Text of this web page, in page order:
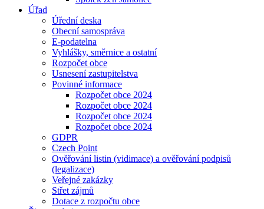
Úřad
Úřední deska
Obecní samospráva
E-podatelna
Vyhlášky, směrnice a ostatní
Rozpočet obce
Usnesení zastupitelstva
Povinné informace
Rozpočet obce 2024
Rozpočet obce 2024
Rozpočet obce 2024
Rozpočet obce 2024
GDPR
Czech Point
Ověřování listin (vidimace) a ověřování podpisů
(legalizace)
Veřejné zakázky
Střet zájmů
Dotace z rozpočtu obce